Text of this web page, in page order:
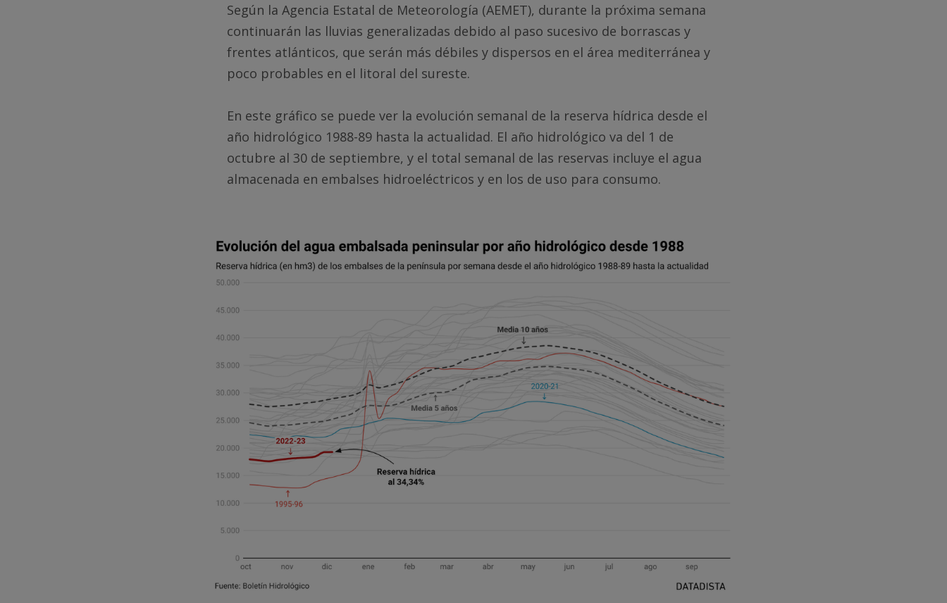
Según la Agencia Estatal de Meteorología (AEMET), durante la próxima semana
continuarán las lluvias generalizadas debido al paso sucesivo de borrascas y
frentes atlánticos, que serán más débiles y dispersos en el área mediterránea y
poco probables en el litoral del sureste.
En este gráfico se puede ver la evolución semanal de la reserva hídrica desde el
año hidrológico 1988-89 hasta la actualidad. El año hidrológico va del 1 de
octubre al 30 de septiembre, y el total semanal de las reservas incluye el agua
almacenada en embalses hidroeléctricos y en los de uso para consumo.